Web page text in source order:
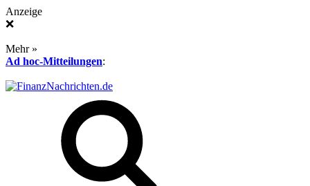
Anzeige
❌
Mehr »
Ad hoc-Mitteilungen: